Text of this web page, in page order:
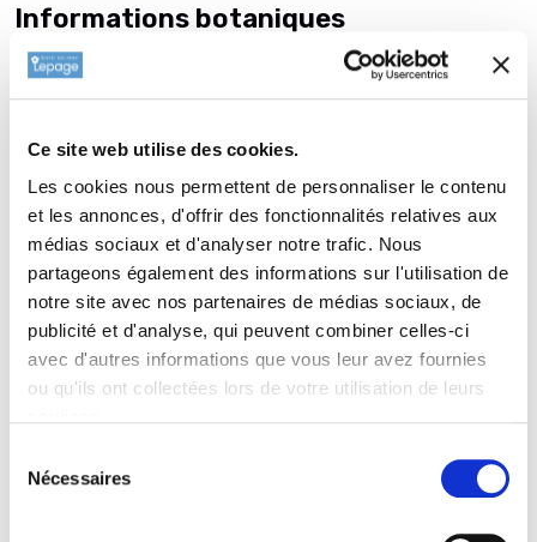
Ce site web utilise des cookies.
Les cookies nous permettent de personnaliser le contenu
et les annonces, d'offrir des fonctionnalités relatives aux
médias sociaux et d'analyser notre trafic. Nous
partageons également des informations sur l'utilisation de
notre site avec nos partenaires de médias sociaux, de
publicité et d'analyse, qui peuvent combiner celles-ci
avec d'autres informations que vous leur avez fournies
ou qu'ils ont collectées lors de votre utilisation de leurs
Nécessaires
Informations botaniques
Famille : Magnoliaceae
Complément : 0
Plantation deMAGNOLIA grandiflora
'Le Nantais'
Faire un trou de 3 à fois environ la taille de la motte. Plus la
terre sera ameublie, mieux se développeront les racines de la
plante. Mettre quelques poignées de Bochevo ou de corne
broyée, rajoutez un peu de terre avant de poser la motte de
votre MAGNOLIA grandiflora 'Le Nantais'. Si vous navez pas de
mélangé et ensuite remplir le trou avec ce mélange sans trop